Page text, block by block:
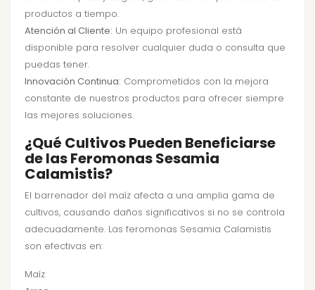
productos a tiempo.
Atención al Cliente: Un equipo profesional está
disponible para resolver cualquier duda o consulta que
puedas tener.
Innovación Continua: Comprometidos con la mejora
constante de nuestros productos para ofrecer siempre
las mejores soluciones.
¿Qué Cultivos Pueden Beneficiarse
de las Feromonas Sesamia
Calamistis?
El barrenador del maíz afecta a una amplia gama de
cultivos, causando daños significativos si no se controla
adecuadamente. Las feromonas Sesamia Calamistis
son efectivas en:
Maíz